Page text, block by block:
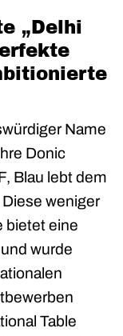
„Delhi
Name
Donic
Blau lebt dem
weniger
bietet eine
wurde
Table